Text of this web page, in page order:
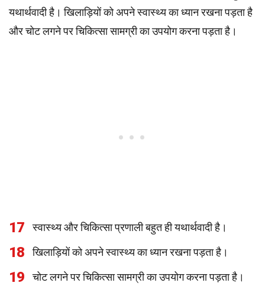
यथार्थवादी है। खिलाड़ियों को अपने स्वास्थ्य का ध्यान रखना पड़ता है
और चोट लगने पर चिकित्सा सामग्री का उपयोग करना पड़ता है।
17 स्वास्थ्य और चिकित्सा प्रणाली बहुत ही यथार्थवादी है।
18 खिलाड़ियों को अपने स्वास्थ्य का ध्यान रखना पड़ता है।
19 चोट लगने पर चिकित्सा सामग्री का उपयोग करना पड़ता है।